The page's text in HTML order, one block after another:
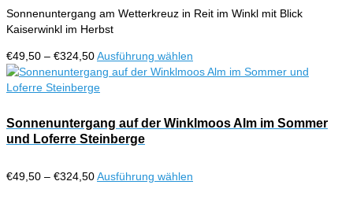
können
Produktseite
gewählt
Sonnenuntergang am Wetterkreuz in Reit im Winkl mit Blick
Kaiserwinkl im Herbst
€49,50 – €324,50Preisspanne:
€49,50
bis
Ausführung wählen
Produkt
Varianten
auf.
können
Sonnenuntergang auf der Winklmoos Alm im Sommer
und Loferre Steinberge
€49,50 – €324,50Preisspanne:
Ausführung wählen